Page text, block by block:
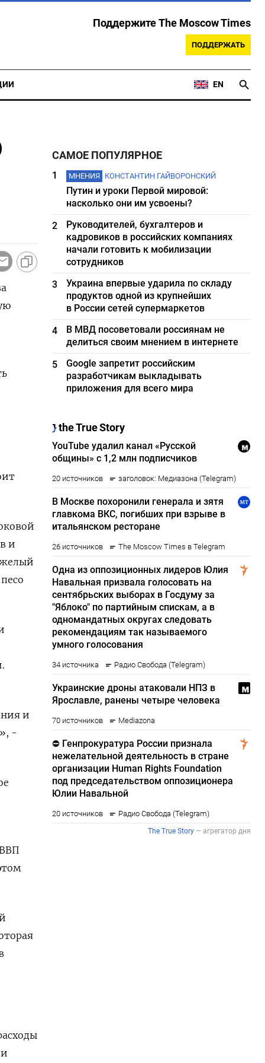
Поддержите The Moscow Times
ПОДДЕРЖАТЬ
EN
и
и
-
САМОЕ ПОПУЛЯРНОЕ
1 МНЕНИЯ КОНСТАНТИН ГАЙВОРОНСКИЙ
Путин и уроки Первой мировой:
насколько они им усвоены?
2
Руководителей, бухгалтеров и
кадровиков в российских компаниях
начали готовить к мобилизации
сотрудников
3
Украина впервые ударила по складу
продуктов одной из крупнейших
в России сетей супермаркетов
4
В МВД посоветовали россиянам не
делиться своим мнением в интернете
5
Google запретит российским
разработчикам выкладывать
приложения для всего мира